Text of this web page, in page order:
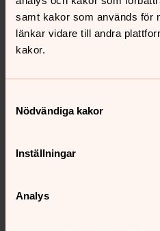
samt kakor som används för
länkar vidare till andra
kakor.
Nödvändiga kakor
Inställningar
Analys
Royne Karlsson
pastorat
Direkt: 0526-18323